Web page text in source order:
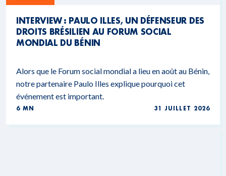
INTERVIEW : PAULO ILLES, UN DÉFENSEUR DES
DROITS BRÉSILIEN AU FORUM SOCIAL
MONDIAL DU BÉNIN
Alors que le Forum social mondial a lieu en août au Bénin,
notre partenaire Paulo Illes explique pourquoi cet
événement est important.
6 MN 31 JUILLET 2026